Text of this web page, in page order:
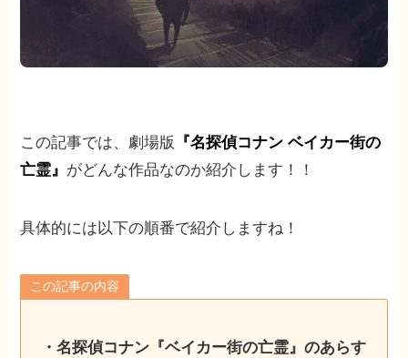
この記事では、劇場版
『名探偵コナン ベイカー街の
亡霊』 がどんな作品なのか紹介します！！
具体的には以下の順番で紹介しますね！
この記事の内容
・名探偵コナン『ベイカー街の亡霊』のあらす